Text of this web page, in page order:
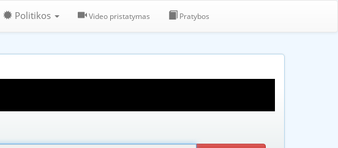
Politikos Video pristatymas Pratybos